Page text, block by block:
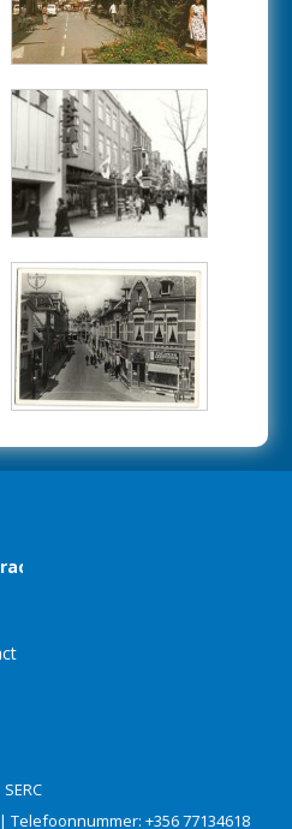
SERC
| Telefoonnummer: +356 77134618